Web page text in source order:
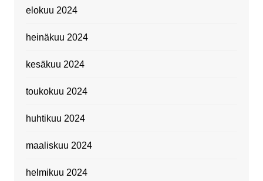
elokuu 2024
heinäkuu 2024
kesäkuu 2024
toukokuu 2024
huhtikuu 2024
maaliskuu 2024
helmikuu 2024